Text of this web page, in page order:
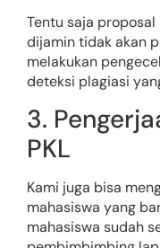
Tentu saja
dijamin tidak akan
melakukan
deteksi plagiasi
3.
PKL
Kami juga bisa
mahasiswa yang
mahasiswa sudah